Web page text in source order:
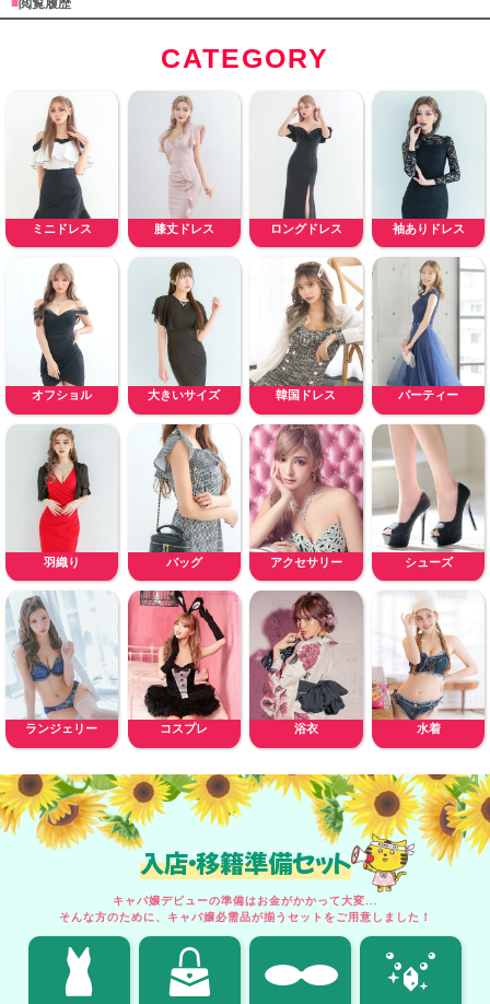
■閲覧履歴
CATEGORY
ミニドレス 膝丈ドレス ロングドレス 袖ありドレス
オフショル 大きいサイズ 韓国ドレス パーティー
羽織り バッグ アクセサリー シューズ
ランジェリー コスプレ 浴衣 水着
入店・移籍準備セット
キャバ嬢デビューの準備はお金がかかって大変...
そんな方のために、キャバ嬢必需品が揃うセットをご用意しました！